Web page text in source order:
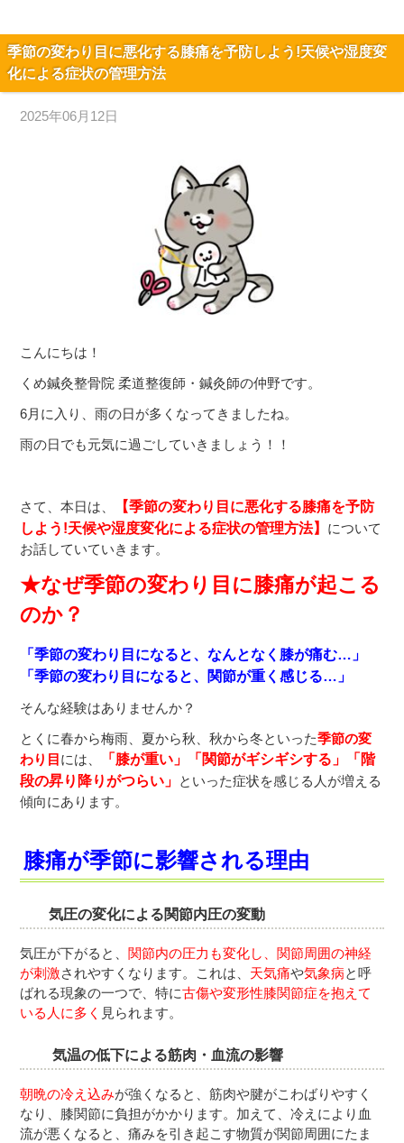
季節の変わり目に悪化する膝痛を予防しよう!天候や湿度変
化による症状の管理方法
2025年06月12日
こんにちは！
くめ鍼灸整骨院 柔道整復師・鍼灸師の仲野です。
6月に入り、雨の日が多くなってきましたね。
雨の日でも元気に過ごしていきましょう！！
さて、本日は、
【季節の変わり目に悪化する膝痛を予防
しよう!天候や湿度変化による症状の管理方法】 について
お話していていきます。
★なぜ季節の変わり目に膝痛が起こる
のか？
「季節の変わり目になると、なんとなく膝が痛む…」
「季節の変わり目になると、関節が重く感じる…」
そんな経験はありませんか？
とくに春から梅雨、夏から秋、秋から冬といった季節の変
わり目 には、
「膝が重い」「関節がギシギシする」「階
段の昇り降りがつらい」 といった症状を感じる人が増える
傾向にあります。
膝痛が季節に影響される理由
気圧の変化による関節内圧の変動
気圧が下がると、 関節内の圧力も変化し、関節周囲の神経
が刺激されやすくなります。これは、 天気痛や気象病と呼
ばれる現象の一つで、特に古傷や変形性膝関節症を抱えて
いる人に多く 見られます。
気温の低下による筋肉・血流の影響
朝晩の冷え込みが強くなると、筋肉や腱がこわばりやすく
なり、膝関節に負担がかかります。加えて、冷えにより血
流が悪くなると、痛みを引き起こす物質が関節周囲にたま